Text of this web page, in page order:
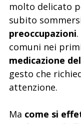
molto delicato
subito
preoccupazioni
comuni nei
medicazione
gesto che
attenzione.
Ma come si